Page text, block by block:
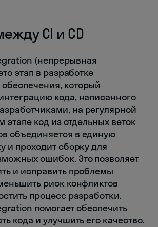
CI и CD
(непрерывная
этап в разработке
который
кода, написанного
на регулярной
этапе код из отдельных веток
объединяется в единую
и проходит сборку для
ошибок. Это позволяет
и исправить проблемы
риск конфликтов
процесс разработки.
помогает обеспечить
кода и улучшить его качество.